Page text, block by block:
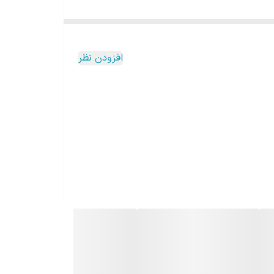
باعث شده تا یکی از پرطرفدارترین انتخاب‌ها در
افزودن نظر